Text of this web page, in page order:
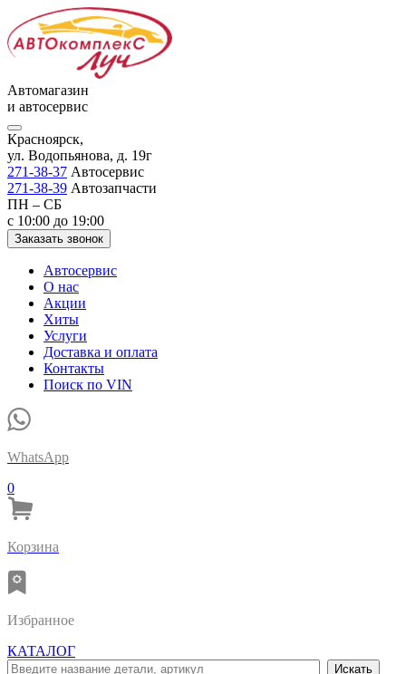
Автомагазин
и автосервис
Красноярск,
ул. Водопьянова, д. 19г
271-38-37 Автосервис
271-38-39 Автозапчасти
ПН – СБ
с 10:00 до 19:00
Заказать звонок
Автосервис
О нас
Акции
Хиты
Услуги
Доставка и оплата
Контакты
Поиск по VIN
WhatsApp
0
Корзина
Избранное
КАТАЛОГ